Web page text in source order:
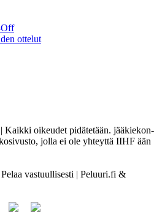
Off
ottelut
oikeudet pidätetään. jääkiekon-
jolla ei ole yhteyttä IIHF ään
vastuullisesti | Peluuri.fi &